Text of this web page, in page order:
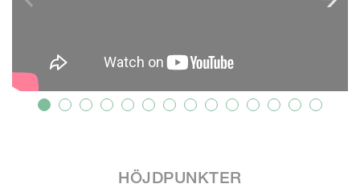
HÖJDPUNKTER